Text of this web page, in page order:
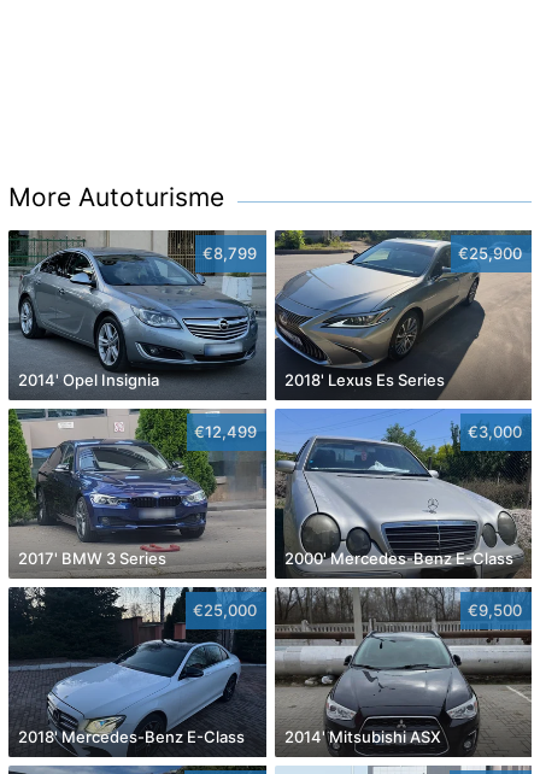
More Autoturisme
€8,799
2014' Opel Insignia
€25,900
2018' Lexus Es Series
€12,499
2017' BMW 3 Series
€3,000
2000' Mercedes-Benz E-Class
€25,000
2018' Mercedes-Benz E-Class
€9,500
2014' Mitsubishi ASX